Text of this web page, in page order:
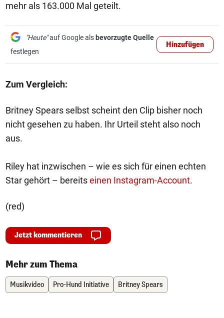
mehr als 163.000 Mal geteilt.
"Heute"auf Google als bevorzugte Quelle
festlegen
Hinzufügen
Zum Vergleich:
Britney Spears selbst scheint den Clip bisher noch
nicht gesehen zu haben. Ihr Urteil steht also noch
aus.
Riley hat inzwischen – wie es sich für einen echten
Star gehört – bereitseinen Instagram-Account.
(red)
Jetzt kommentieren
Mehr zum Thema
Musikvideo Pro-Hund Initiative Britney Spears